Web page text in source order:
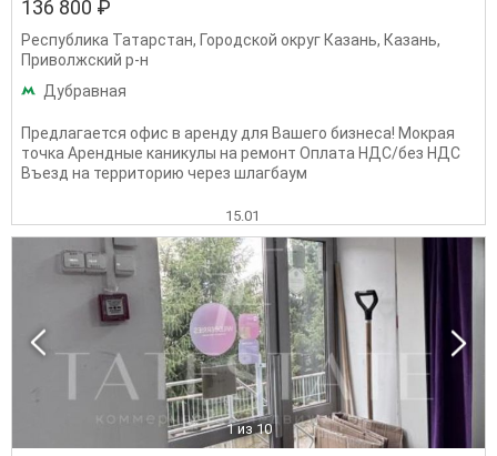
136 800 ₽
Республика Татарстан, Городской округ Казань, Казань,
Приволжский р-н
Дубравная
Предлагается офис в аренду для Вашего бизнеса! Мокрая
точка Арендные каникулы на ремонт Оплата НДС/без НДС
Въезд на территорию через шлагбаум
15.01
1 из 10